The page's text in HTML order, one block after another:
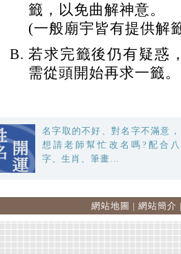
籤，以免曲解神意。
(一般廟宇皆有提供解
若求完籤後仍有疑惑
需從頭開始再求一籤。
名字取的不好、對名字不滿意，
想請老師幫忙改名嗎?配合八
字、生肖、筆畫…
網站地圖 | 網站簡介